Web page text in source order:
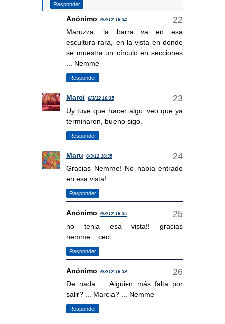
Responder
Anónimo 6/3/12 16:34
Maruzza, la barra va en esa
escultura rara, en la vista en donde
se muestra un círculo en secciones
... Nemme
Responder
Marci 6/3/12 16:35
Uy tuve que hacer algo..veo que ya
terminaron, bueno sigo.
Responder
Maru 6/3/12 16:35
Gracias Nemme! No había entrado
en esa vista!
Responder
Anónimo 6/3/12 16:35
no tenia esa vista!! gracias
nemme... ceci
Responder
Anónimo 6/3/12 16:39
De nada ... Alguien más falta por
salir? ... Marcia? ... Nemme
Responder